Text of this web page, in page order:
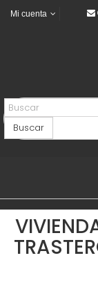
Mi cuenta
Buscar
VIVIENDAS
VEHICULOS
VEHÍCULOS